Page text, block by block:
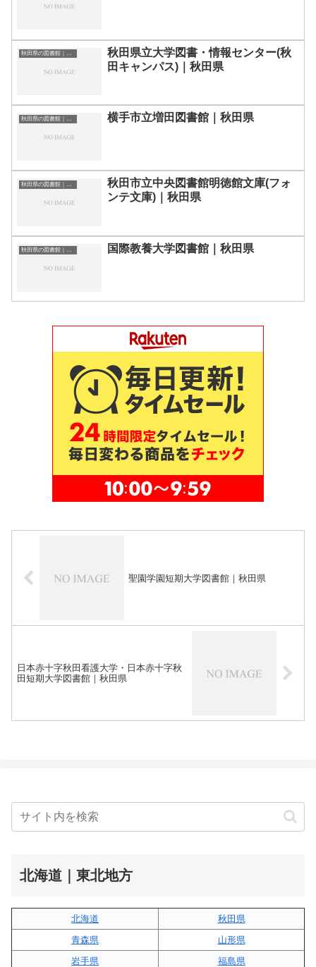
秋田県の図書館｜勉強できる場所
秋田県立大学図書・情報センター(秋
田キャンパス)｜秋田県
秋田県の図書館｜勉強できる場所 横手市立増田図書館｜秋田県
秋田県の図書館｜勉強できる場所
秋田市立中央図書館明徳館文庫(フォ
ンテ文庫)｜秋田県
秋田県の図書館｜勉強できる場所 国際教養大学図書館｜秋田県
聖園学園短期大学図書館｜秋田県
日本赤十字秋田看護大学・日本赤十字秋
田短期大学図書館｜秋田県
北海道｜東北地方
北海道
秋田県
青森県
山形県
岩手県
福島県